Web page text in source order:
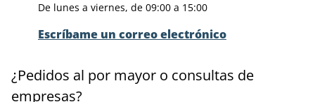
De lunes a viernes, de 09:00 a 15:00
Escríbame un correo electrónico
¿Pedidos al por mayor o consultas de
empresas?